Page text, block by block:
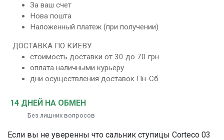
За ваш счет
Нова пошта
Наложенный платеж (при получении)
ДОСТАВКА ПО КИЕВУ
стоимость доставки от 30 до 70 грн.
оплата наличными курьеру
дни осуществления доставок Пн-Сб
14 ДНЕЙ НА ОБМЕН
Без лишних вопросов
Если вы не уверенны что сальник ступицы Corteco 03